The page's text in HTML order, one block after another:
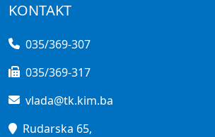
KONTAKT
035/369-307
035/369-317
vlada@tk.kim.ba
Rudarska 65,